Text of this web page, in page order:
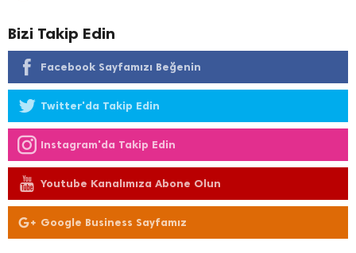
Bizi Takip Edin
Facebook Sayfamızı Beğenin
Twitter'da Takip Edin
Instagram'da Takip Edin
Youtube Kanalımıza Abone Olun
Google Business Sayfamız